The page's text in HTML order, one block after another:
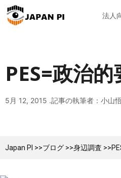
法人
PES=政治
5月 12, 2015 .記事の執筆者：小山
Japan PI >>ブログ >>身辺調査 >>